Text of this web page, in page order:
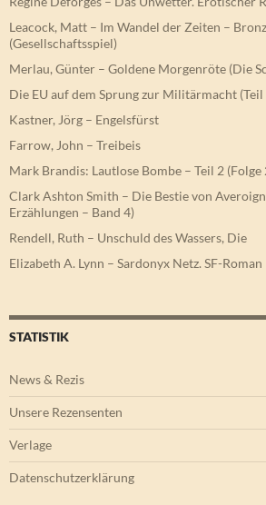
Leacock, Matt – Im Wandel der Zeiten –
(Gesellschaftsspiel)
Merlau, Günter – Goldene Morgenröte (Die
Die EU auf dem Sprung zur Militärmacht (Teil
Kastner, Jörg – Engelsfürst
Farrow, John – Treibeis
Mark Brandis: Lautlose Bombe – Teil 2 (Folge
Clark Ashton Smith – Die Bestie von
Erzählungen – Band 4)
Rendell, Ruth – Unschuld des Wassers, Die
Elizabeth A. Lynn – Sardonyx Netz. SF-Roman
STATISTIK
News & Rezis
Unsere Rezensenten
Verlage
Datenschutzerklärung